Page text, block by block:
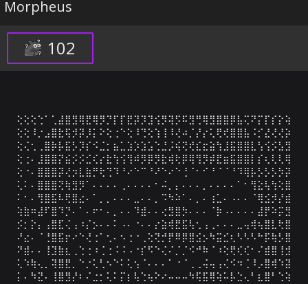
Morpheus
102
⢕⢕⢕⢑⠁⢁⣼⣿⣻⢿⣟⢿⡻⡙⡏⡏⣟⡽⡹⣹⢪⡻⢽⡫⠯⣻⢛⢿⣻⣿⣿⡿⣧⢍⠝⡍⡏⡎⡕⢵
⢕⢕⠸⡐⣠⣿⣗⢯⡺⡽⡸⡅⠕⢕⢐⠑⢕⠸⢙⢕⢱⢸⠸⢜⠴⡈⡜⡔⢅⢟⢞⣿⣿⣧⠨⡊⣜⢜⢜⡵
⢕⢌⢂⢀⣿⡷⡧⣯⡣⡹⡎⠪⣈⡂⣦⣁⣱⡱⣱⣡⢑⣘⡨⢮⢝⢞⣎⣖⣵⢳⣸⣯⣿⣿⣇⢣⢪⡪⣣⣻
⢕⢐⠄⣸⣿⣿⡝⣮⡪⡪⣊⢎⡔⣗⢳⢪⢻⠾⡻⡿⡻⣗⢾⢗⡿⢿⢻⡻⡾⣟⣶⣯⣿⣿⡇⡎⢆⢇⢇⢿
⢕⠐⠄⣿⣿⣿⡽⢜⡲⣇⣷⡛⢗⢙⠹⠘⠔⠑⠉⠘⠜⠑⠔⠑⢘⠈⠂⠊⠘⠈⠈⠘⠹⢿⡧⡣⡣⡣⡳⡽
⢅⠅⠄⣿⣿⣿⢝⢷⣻⡻⠁⠄⠄⠄⠄⢀⠄⠄⠄⠄⠂⠬⡀⡄⠄⠄⠄⡀⠄⠄⠄⠄⠁⠂⢻⣕⢧⢳⢕⣿
⠅⠂⠄⢻⣿⣯⠧⢟⣿⣔⠄⠁⡀⡀⠄⠄⠄⣀⠄⠄⡀⠩⠳⠵⠁⠄⡀⠄⢰⣁⠄⠠⠄⠄⠈⢿⣪⡺⡜⣾
⢵⣷⠶⣼⠏⣿⠹⡙⠄⠁⠄⠖⠂⠄⡀⠄⠄⠹⣾⠄⠄⢔⣻⣿⡳⠄⠄⠄⠈⡷⠠⠄⠄⠄⠄⣼⡟⠵⡭⣻
⡪⡂⡕⡄⢠⣿⣏⢌⢠⠰⡌⡢⠄⠄⠅⠠⠄⠐⠄⠄⡔⣵⢾⣟⣯⢧⢂⢠⢀⠄⠄⠄⣀⢤⢾⢦⣿⣇⢗⣿
⠜⣔⠄⠈⢘⣿⣯⡖⠔⠑⢜⢐⠁⢂⠄⠢⢐⠐⢀⢕⢝⡚⡟⠿⡿⣿⣪⡢⠳⣭⣊⢆⠣⠣⠣⠓⡯⢷⡣⣿
⠝⣾⠄⠄⢸⣹⣷⣆⢀⢑⢐⠰⢈⢐⠨⠨⠠⠐⡎⠫⠑⢌⠌⡈⡈⠪⠚⠷⠈⠰⢕⢟⢎⢎⠂⠌⣾⣿⢸⣺
⢅⠱⢷⢄⡀⢽⣿⣟⡀⠑⡐⢅⢃⠢⠑⠅⢅⢢⠈⠄⠄⠄⠁⠐⠈⢀⢀⢬⢤⢠⢌⠪⠲⢈⠸⡠⣿⢾⠱⣽
⡅⠄⠳⣝⠄⢸⣿⣻⡜⠆⠌⣐⡂⢅⠅⡍⡆⢧⢑⢦⠕⠔⠤⠤⠤⠳⢯⣯⢿⢵⠥⡧⣑⢄⠃⣆⣿⠃⢑⢵